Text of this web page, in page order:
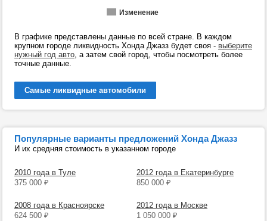
Изменение
В графике представлены данные по всей стране. В каждом
крупном городе ликвидность Хонда Джазз будет своя - выберите
нужный год авто, а затем свой город, чтобы посмотреть более
точные данные.
Самые ликвидные автомобили
Популярные варианты предложений Хонда Джазз
И их средняя стоимость в указанном городе
2010 года в Туле
375 000 ₽
2012 года в Екатеринбурге
850 000 ₽
2008 года в Красноярске
624 500 ₽
2012 года в Москве
1 050 000 ₽